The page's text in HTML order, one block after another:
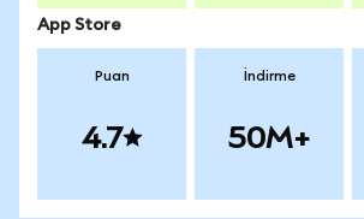
App Store
Puan
4.7
İndirme
50M+